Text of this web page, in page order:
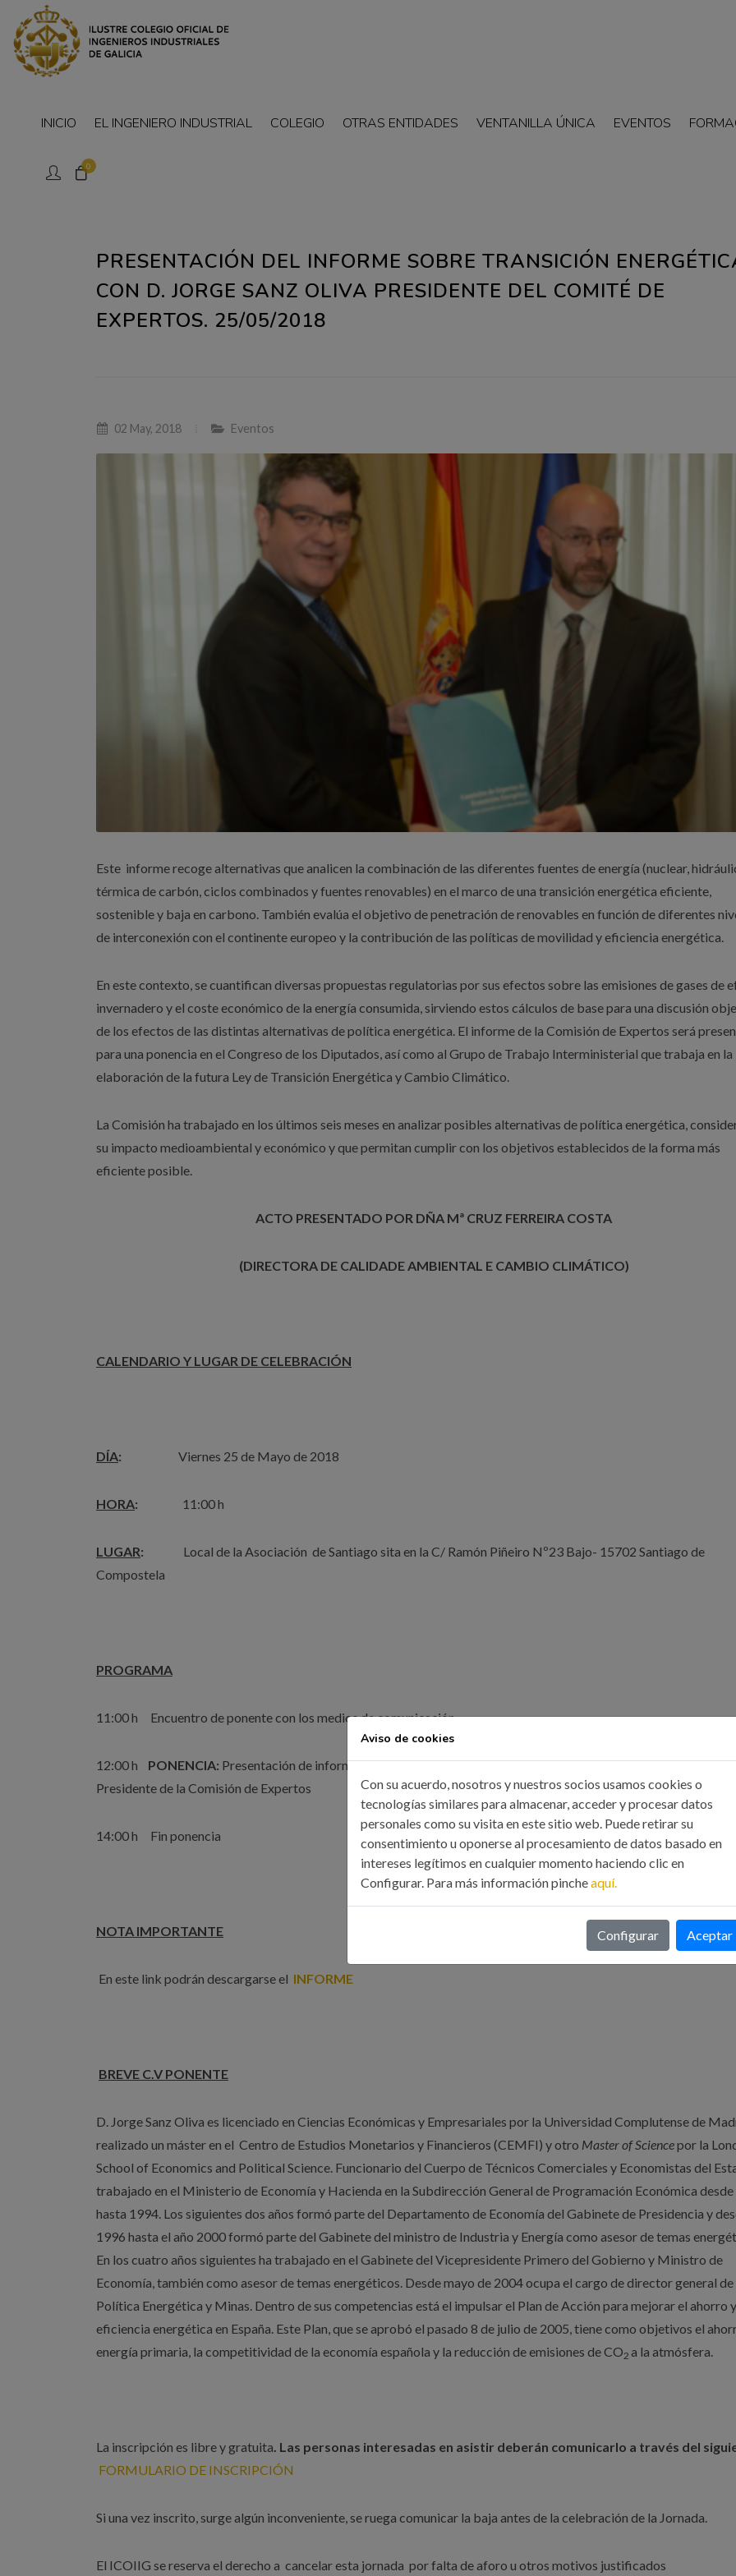
0
INICIO EL INGENIERO INDUSTRIAL COLEGIO OTRAS ENTIDADES VENTANILLA ÚNICA EVENTOS
PRESENTACIÓN DEL INFORME SOBRE TRANSICIÓN
CON D. JORGE SANZ OLIVA PRESIDENTE DEL COMITÉ DE
EXPERTOS. 25/05/2018
02 May, 2018 Eventos
Este informe recoge alternativas que analicen la combinación de las diferentes fuentes de energía (nuclear,
térmica de carbón, ciclos combinados y fuentes renovables) en el marco de una transición energética eficiente,
sostenible y baja en carbono. También evalúa el objetivo de penetración de renovables en función de diferentes
de interconexión con el continente europeo y la contribución de las políticas de movilidad y eficiencia energética.
En este contexto, se cuantifican diversas propuestas regulatorias por sus efectos sobre las emisiones de gases de
invernadero y el coste económico de la energía consumida, sirviendo estos cálculos de base para una discusión
de los efectos de las distintas alternativas de política energética. El informe de la Comisión de Expertos será
para una ponencia en el Congreso de los Diputados, así como al Grupo de Trabajo Interministerial que trabaja en la
elaboración de la futura Ley de Transición Energética y Cambio Climático.
La Comisión ha trabajado en los últimos seis meses en analizar posibles alternativas de política energética,
su impacto medioambiental y económico y que permitan cumplir con los objetivos establecidos de la forma más
eficiente posible.
ACTO PRESENTADO POR DÑA Mª CRUZ FERREIRA COSTA
(DIRECTORA DE CALIDADE AMBIENTAL E CAMBIO CLIMÁTICO)
CALENDARIO Y LUGAR DE CELEBRACIÓN
DÍA: Viernes 25 de Mayo de 2018
HORA: 11:00 h
LUGAR: Local de la Asociación de Santiago sita en la C/ Ramón Piñeiro Nº23 Bajo- 15702 Santiago de
Compostela
PROGRAMA
11:00 h Encuentro de ponente con los medios de comunicación
12:00 h PONENCIA: Presentación de informe sobre la transición energética impartida por D. Jorge Sanz Oliva.
Presidente de la Comisión de Expertos
14:00 h Fin ponencia
NOTA IMPORTANTE
En este link podrán descargarse el INFORME
BREVE C.V PONENTE
D. Jorge Sanz Oliva es licenciado en Ciencias Económicas y Empresariales por la Universidad Complutense de
realizado un máster en el Centro de Estudios Monetarios y Financieros (CEMFI) y otro Master of Sciencepor la
School of Economics and Political Science. Funcionario del Cuerpo de Técnicos Comerciales y Economistas del
trabajado en el Ministerio de Economía y Hacienda en la Subdirección General de Programación Económica desde
hasta 1994. Los siguientes dos años formó parte del Departamento de Economía del Gabinete de Presidencia y
1996 hasta el año 2000 formó parte del Gabinete del ministro de Industria y Energía como asesor de temas
En los cuatro años siguientes ha trabajado en el Gabinete del Vicepresidente Primero del Gobierno y Ministro de
Economía, también como asesor de temas energéticos. Desde mayo de 2004 ocupa el cargo de director general de
Política Energética y Minas. Dentro de sus competencias está el impulsar el Plan de Acción para mejorar el ahorro
eficiencia energética en España. Este Plan, que se aprobó el pasado 8 de julio de 2005, tiene como objetivos el
energía primaria, la competitividad de la economía española y la reducción de emisiones de CO2 a la atmósfera.
La inscripción es libre y gratuita . Las personas interesadas en asistir deberán comunicarlo a través del
FORMULARIO DE INSCRIPCIÓN
Si una vez inscrito, surge algún inconveniente, se ruega comunicar la baja antes de la celebración de la Jornada.
El ICOIIG se reserva el derecho a cancelar esta jornada por falta de aforo u otros motivos justificados
Aviso de cookies
Con su acuerdo, nosotros y nuestros socios usamos cookies o
tecnologías similares para almacenar, acceder y procesar datos
personales como su visita en este sitio web. Puede retirar su
consentimiento u oponerse al procesamiento de datos basado en
intereses legítimos en cualquier momento haciendo clic en
Configurar. Para más información pincheaquí.
Configurar Aceptar